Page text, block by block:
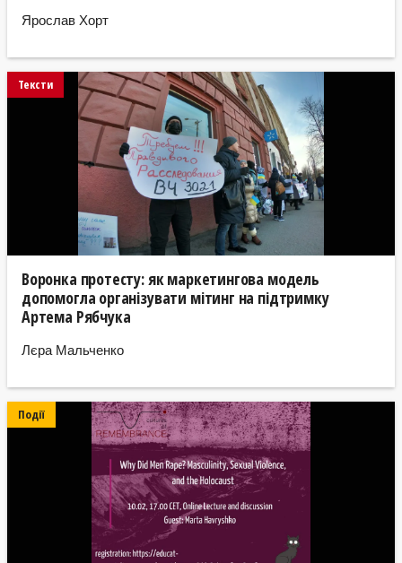
Ярослав Хорт
Тексти
Воронка протесту: як маркетингова модель
допомогла організувати мітинг на підтримку
Артема Рябчука
Лєра Мальченко
Події